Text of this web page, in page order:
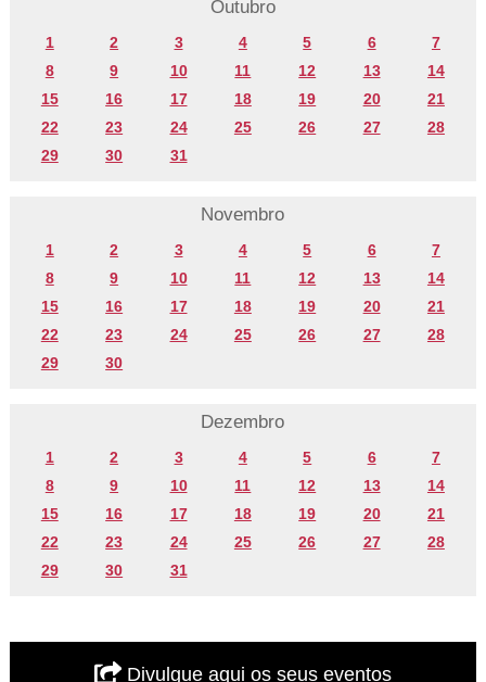
Outubro
1 2 3 4 5 6
7
8
9 10 11 12 13
14
15
16 17 18 19 20
21
22
23 24 25 26 27
28
29
30 31
Novembro
1 2 3 4 5 6
7
8
9 10 11 12 13
14
15
16 17 18 19 20
21
22
23 24 25 26 27
28
29
30
Dezembro
1 2 3 4 5 6
7
8
9 10 11 12 13
14
15
16 17 18 19 20
21
22
23 24 25 26 27
28
29
30 31
Divulgue aqui os seus eventos